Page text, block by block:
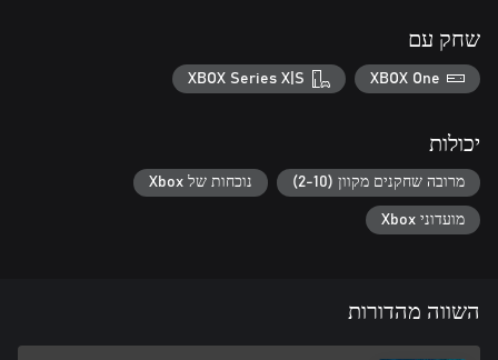
שחק עם
XBOX One
XBOX Series X|S
יכולות
מרובה שחקנים מקוון (2-10) נוכחות של Xbox
מועדוני Xbox
השווה מהדורות